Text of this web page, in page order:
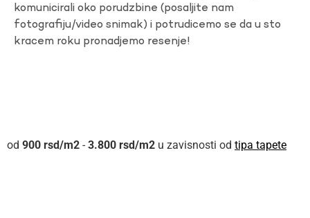
komunicirali oko porudzbine (posaljite nam
fotografiju/video snimak) i potrudicemo se da u sto
kracem roku pronadjemo resenje!
900 rsd - 3.800 rsd u zavisnosti od tipa tapete